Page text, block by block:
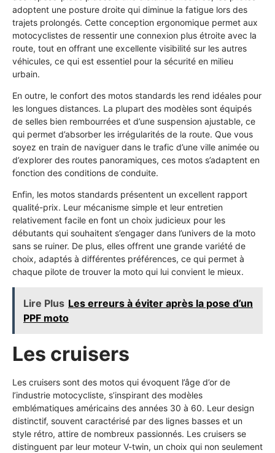
adoptent une posture droite qui diminue la fatigue lors des
trajets prolongés. Cette conception ergonomique permet aux
motocyclistes de ressentir une connexion plus étroite avec la
route, tout en offrant une excellente visibilité sur les autres
véhicules, ce qui est essentiel pour la sécurité en milieu
urbain.
En outre, le confort des motos standards les rend idéales pour
les longues distances. La plupart des modèles sont équipés
de selles bien rembourrées et d’une suspension ajustable, ce
qui permet d’absorber les irrégularités de la route. Que vous
soyez en train de naviguer dans le trafic d’une ville animée ou
d’explorer des routes panoramiques, ces motos s’adaptent en
fonction des conditions de conduite.
Enfin, les motos standards présentent un excellent rapport
qualité-prix. Leur mécanisme simple et leur entretien
relativement facile en font un choix judicieux pour les
débutants qui souhaitent s’engager dans l’univers de la moto
sans se ruiner. De plus, elles offrent une grande variété de
choix, adaptés à différentes préférences, ce qui permet à
chaque pilote de trouver la moto qui lui convient le mieux.
Lire Plus Les erreurs à éviter après la pose d’un
PPF moto
Les cruisers
Les cruisers sont des motos qui évoquent l’âge d’or de
l’industrie motocycliste, s’inspirant des modèles
emblématiques américains des années 30 à 60. Leur design
distinctif, souvent caractérisé par des lignes basses et un
style rétro, attire de nombreux passionnés. Les cruisers se
distinguent par leur moteur V-twin, un choix qui non seulement